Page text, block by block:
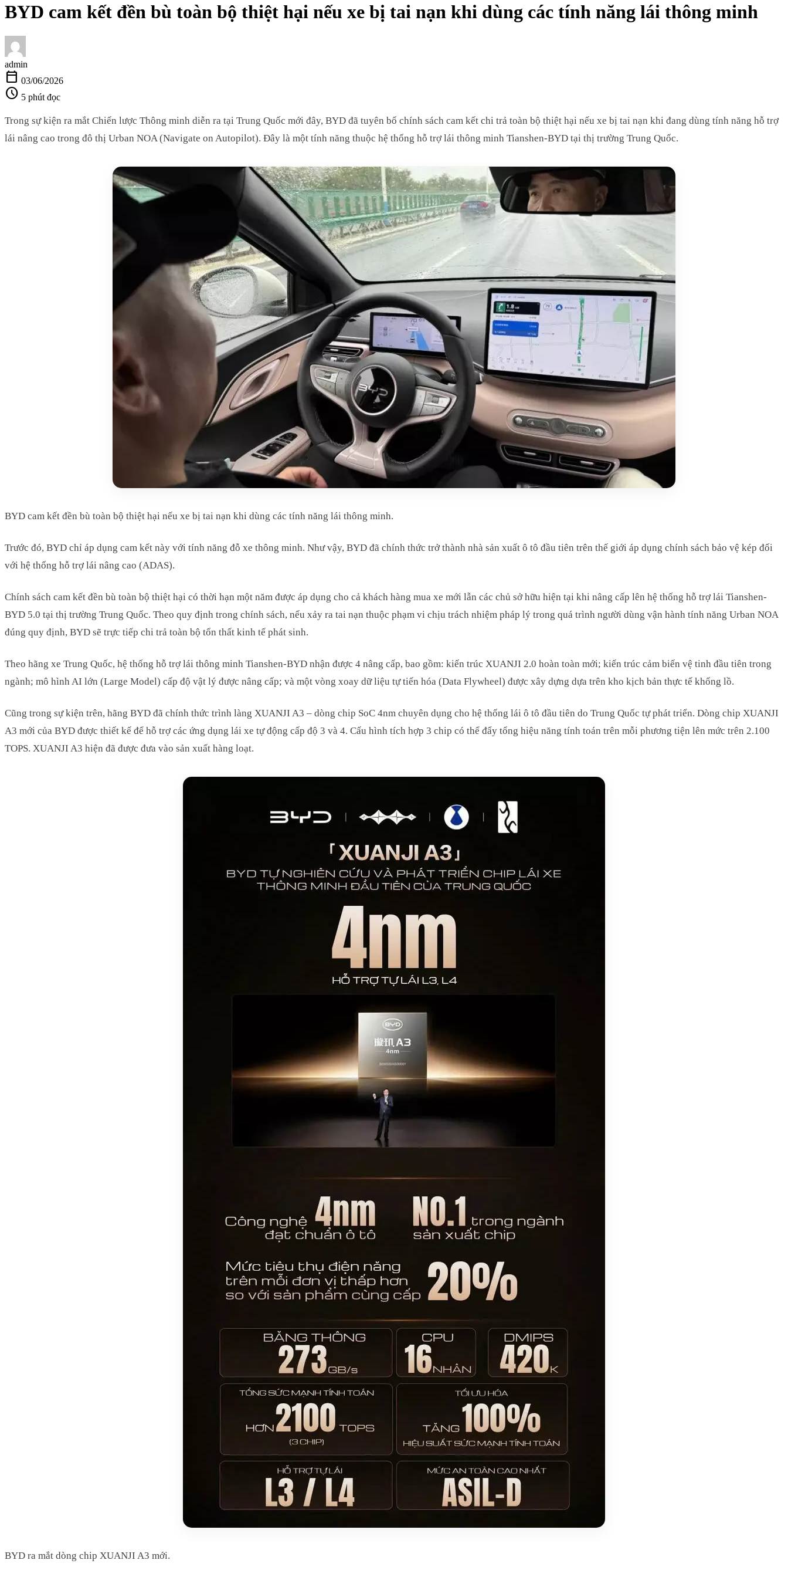
BYD cam kết đền bù toàn bộ thiệt hại nếu xe bị tai nạn khi dùng các tính năng lái thông minh
admin
calendar_today 03/06/2026
schedule 5 phút đọc
Trong sự kiện ra mắt Chiến lược Thông minh diễn ra tại Trung Quốc mới đây, BYD đã tuyên bố chính sách cam kết chi trả toàn bộ thiệt hại nếu xe bị tai nạn khi đang dùng tính năng hỗ trợ
lái nâng cao trong đô thị Urban NOA (Navigate on Autopilot). Đây là một tính năng thuộc hệ thống hỗ trợ lái thông minh Tianshen-BYD tại thị trường Trung Quốc.
BYD cam kết đền bù toàn bộ thiệt hại nếu xe bị tai nạn khi dùng các tính năng lái thông minh.
Trước đó, BYD chỉ áp dụng cam kết này với tính năng đỗ xe thông minh. Như vậy, BYD đã chính thức trở thành nhà sản xuất ô tô đầu tiên trên thế giới áp dụng chính sách bảo vệ kép đối
với hệ thống hỗ trợ lái nâng cao (ADAS).
Chính sách cam kết đền bù toàn bộ thiệt hại có thời hạn một năm được áp dụng cho cả khách hàng mua xe mới lẫn các chủ sở hữu hiện tại khi nâng cấp lên hệ thống hỗ trợ lái Tianshen-
BYD 5.0 tại thị trường Trung Quốc. Theo quy định trong chính sách, nếu xảy ra tai nạn thuộc phạm vi chịu trách nhiệm pháp lý trong quá trình người dùng vận hành tính năng Urban NOA
đúng quy định, BYD sẽ trực tiếp chi trả toàn bộ tổn thất kinh tế phát sinh.
Theo hãng xe Trung Quốc, hệ thống hỗ trợ lái thông minh Tianshen-BYD nhận được 4 nâng cấp, bao gồm: kiến trúc XUANJI 2.0 hoàn toàn mới; kiến trúc cảm biến vệ tinh đầu tiên trong
ngành; mô hình AI lớn (Large Model) cấp độ vật lý được nâng cấp; và một vòng xoay dữ liệu tự tiến hóa (Data Flywheel) được xây dựng dựa trên kho kịch bản thực tế khổng lồ.
Cũng trong sự kiện trên, hãng BYD đã chính thức trình làng XUANJI A3 – dòng chip SoC 4nm chuyên dụng cho hệ thống lái ô tô đầu tiên do Trung Quốc tự phát triển. Dòng chip XUANJI
A3 mới của BYD được thiết kế để hỗ trợ các ứng dụng lái xe tự động cấp độ 3 và 4. Cấu hình tích hợp 3 chip có thể đẩy tổng hiệu năng tính toán trên mỗi phương tiện lên mức trên 2.100
TOPS. XUANJI A3 hiện đã được đưa vào sản xuất hàng loạt.
BYD ra mắt dòng chip XUANJI A3 mới.